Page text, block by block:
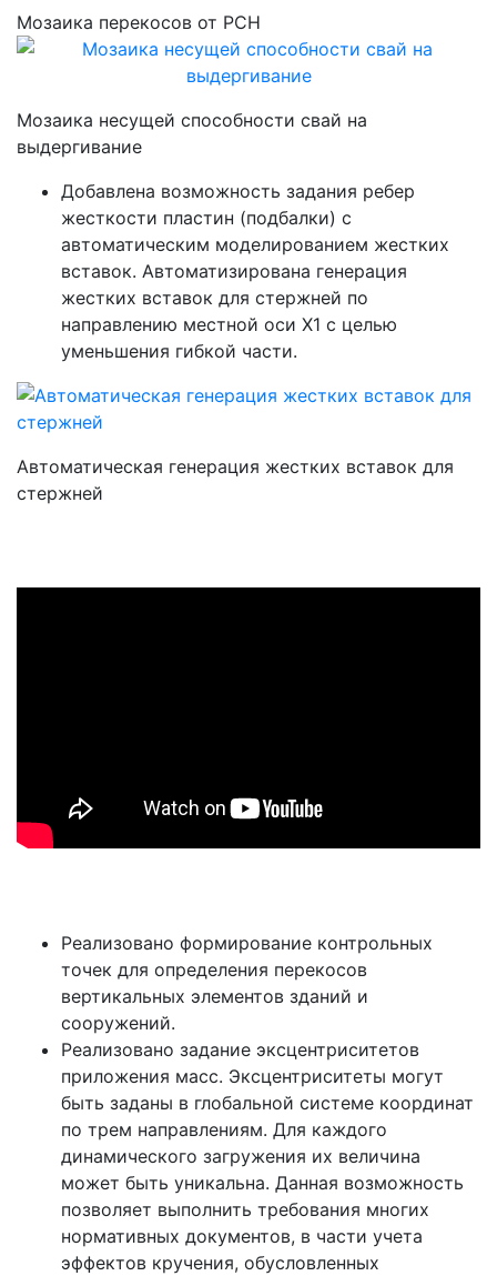
Мозаика перекосов от РСН
Мозаика несущей способности свай на
выдергивание
Добавлена возможность задания ребер
жесткости пластин (подбалки) с
автоматическим моделированием жестких
вставок. Автоматизирована генерация
жестких вставок для стержней по
направлению местной оси X1 с целью
уменьшения гибкой части.
Автоматическая генерация жестких вставок для
стержней
Реализовано формирование контрольных
точек для определения перекосов
вертикальных элементов зданий и
сооружений.
Реализовано задание эксцентриситетов
приложения масс. Эксцентриситеты могут
быть заданы в глобальной системе координат
по трем направлениям. Для каждого
динамического загружения их величина
может быть уникальна. Данная возможность
позволяет выполнить требования многих
нормативных документов, в части учета
эффектов кручения, обусловленных